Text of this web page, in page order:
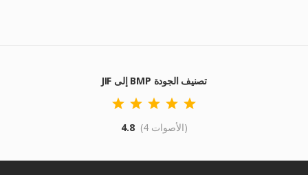
JIF إلى BMP تصنيف الجودة
4.8 (4 الأصوات)